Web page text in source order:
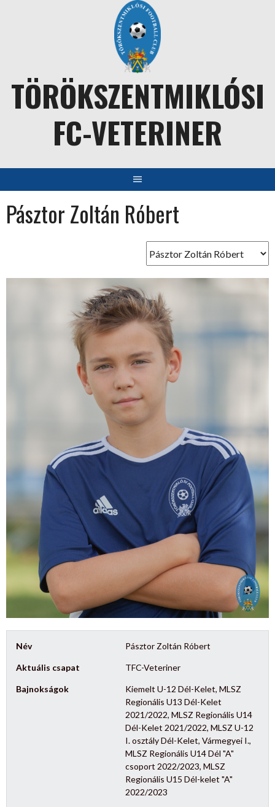
TÖRÖKSZENTMIKLÓSI
FC-VETERINER
Pásztor Zoltán Róbert
Név Pásztor Zoltán Róbert
Aktuális csapat TFC-Veteriner
Bajnokságok
Kiemelt U-12 Dél-Kelet, MLSZ
Regionális U13 Dél-Kelet
2021/2022, MLSZ Regionális U14
Dél-Kelet 2021/2022, MLSZ U-12
I. osztály Dél-Kelet, Vármegyei I.,
MLSZ Regionális U14 Dél "A"
csoport 2022/2023, MLSZ
Regionális U15 Dél-kelet "A"
2022/2023